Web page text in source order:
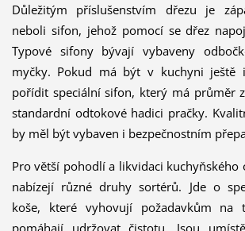
Důležitým příslušenstvím dřezu je
neboli sifon, jehož pomocí se dřez
Typové sifony bývají vybaveny
myčky. Pokud má být v kuchyni ještě
pořídit speciální sifon, který má průměr
standardní odtokové hadici pračky.
by měl být vybaven i bezpečnostním
Pro větší pohodlí a likvidaci kuchyňského
nabízejí různé druhy sortérů. Jde o
koše, které vyhovují požadavkům na
pomáhají udržovat čistotu. Jsou